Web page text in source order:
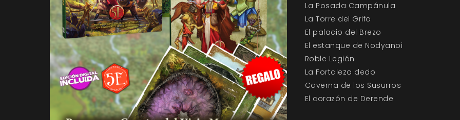
La Posada Campánula
La Torre del Grifo
El palacio del Brezo
El estanque de Nodyanoi
Roble Legión
La Fortaleza dedo
Caverna de los Susurros
El corazón de Derende